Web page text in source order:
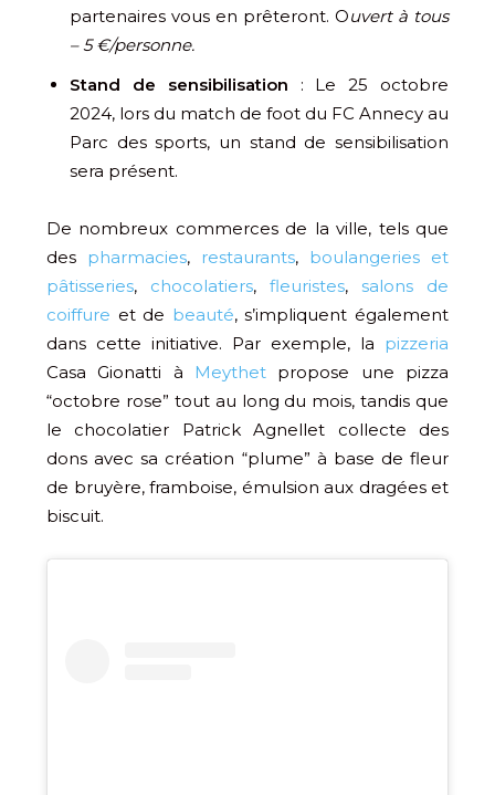
partenaires vous en prêteront. Ouvert à tous
– 5 €/personne.
Stand de sensibilisation : Le 25 octobre
2024, lors du match de foot du FC Annecy au
Parc des sports, un stand de sensibilisation
sera présent.
De nombreux commerces de la ville, tels que
des pharmacies, restaurants, boulangeries et
pâtisseries, chocolatiers, fleuristes, salons de
coiffure et de beauté, s’impliquent également
dans cette initiative. Par exemple, la pizzeria
Casa Gionatti à
Meythet propose une pizza
“octobre rose” tout au long du mois, tandis que
le chocolatier Patrick Agnellet collecte des
dons avec sa création “plume” à base de fleur
de bruyère, framboise, émulsion aux dragées et
biscuit.